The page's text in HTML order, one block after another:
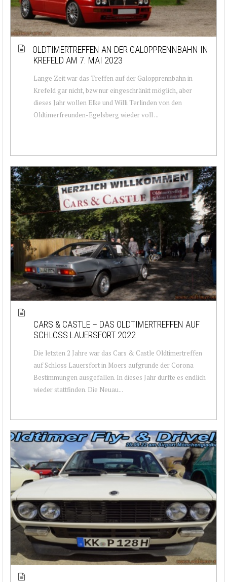
OLDTIMERTREFFEN AN DER GALOPPRENNBAHN IN
KREFELD AM 7. MAI 2023
Lange Zeit war das Treffen auf der Galopprennbahn in
Krefeld gar nicht, bzw nur eingeschränkt möglich, aber
dieses Jahr wollen Elke und Willi Terlinden von den
Oldtimerfreunden-Egelsberg wieder voll ...
CARS & CASTLE – DAS OLDTIMERTREFFEN AUF
SCHLOSS LAUERSFORT 2022
Die letzten 2 Jahre war das Cars & Castle Oldtimertreffen
auf Schloss Lauersfort in Moers aufgrunde der Corona
Bestimmungen ausgefallen. In dieses Jahr durfte es endlich
wieder stattfinden. Die Neuau...